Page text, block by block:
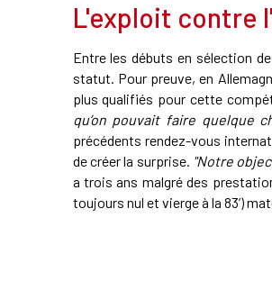
L'exploit contre
Entre les débuts en sélection
statut. Pour preuve, en
plus qualifiés pour cette
qu’on pouvait faire quelque
précédents rendez-vous
de créer la surprise. "Notre
a trois ans malgré des
toujours nul et vierge à la 83’)